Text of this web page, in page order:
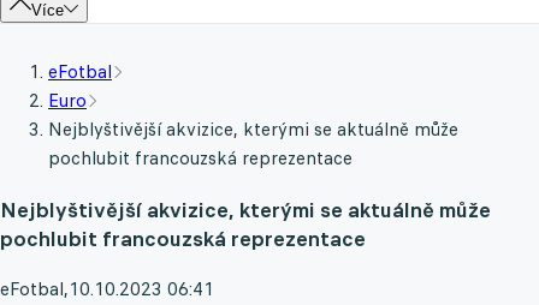
Více
eFotbal
Euro
Nejblyštivější akvizice, kterými se aktuálně může
pochlubit francouzská reprezentace
Nejblyštivější akvizice, kterými se aktuálně může
pochlubit francouzská reprezentace
eFotbal,10.10.2023 06:41